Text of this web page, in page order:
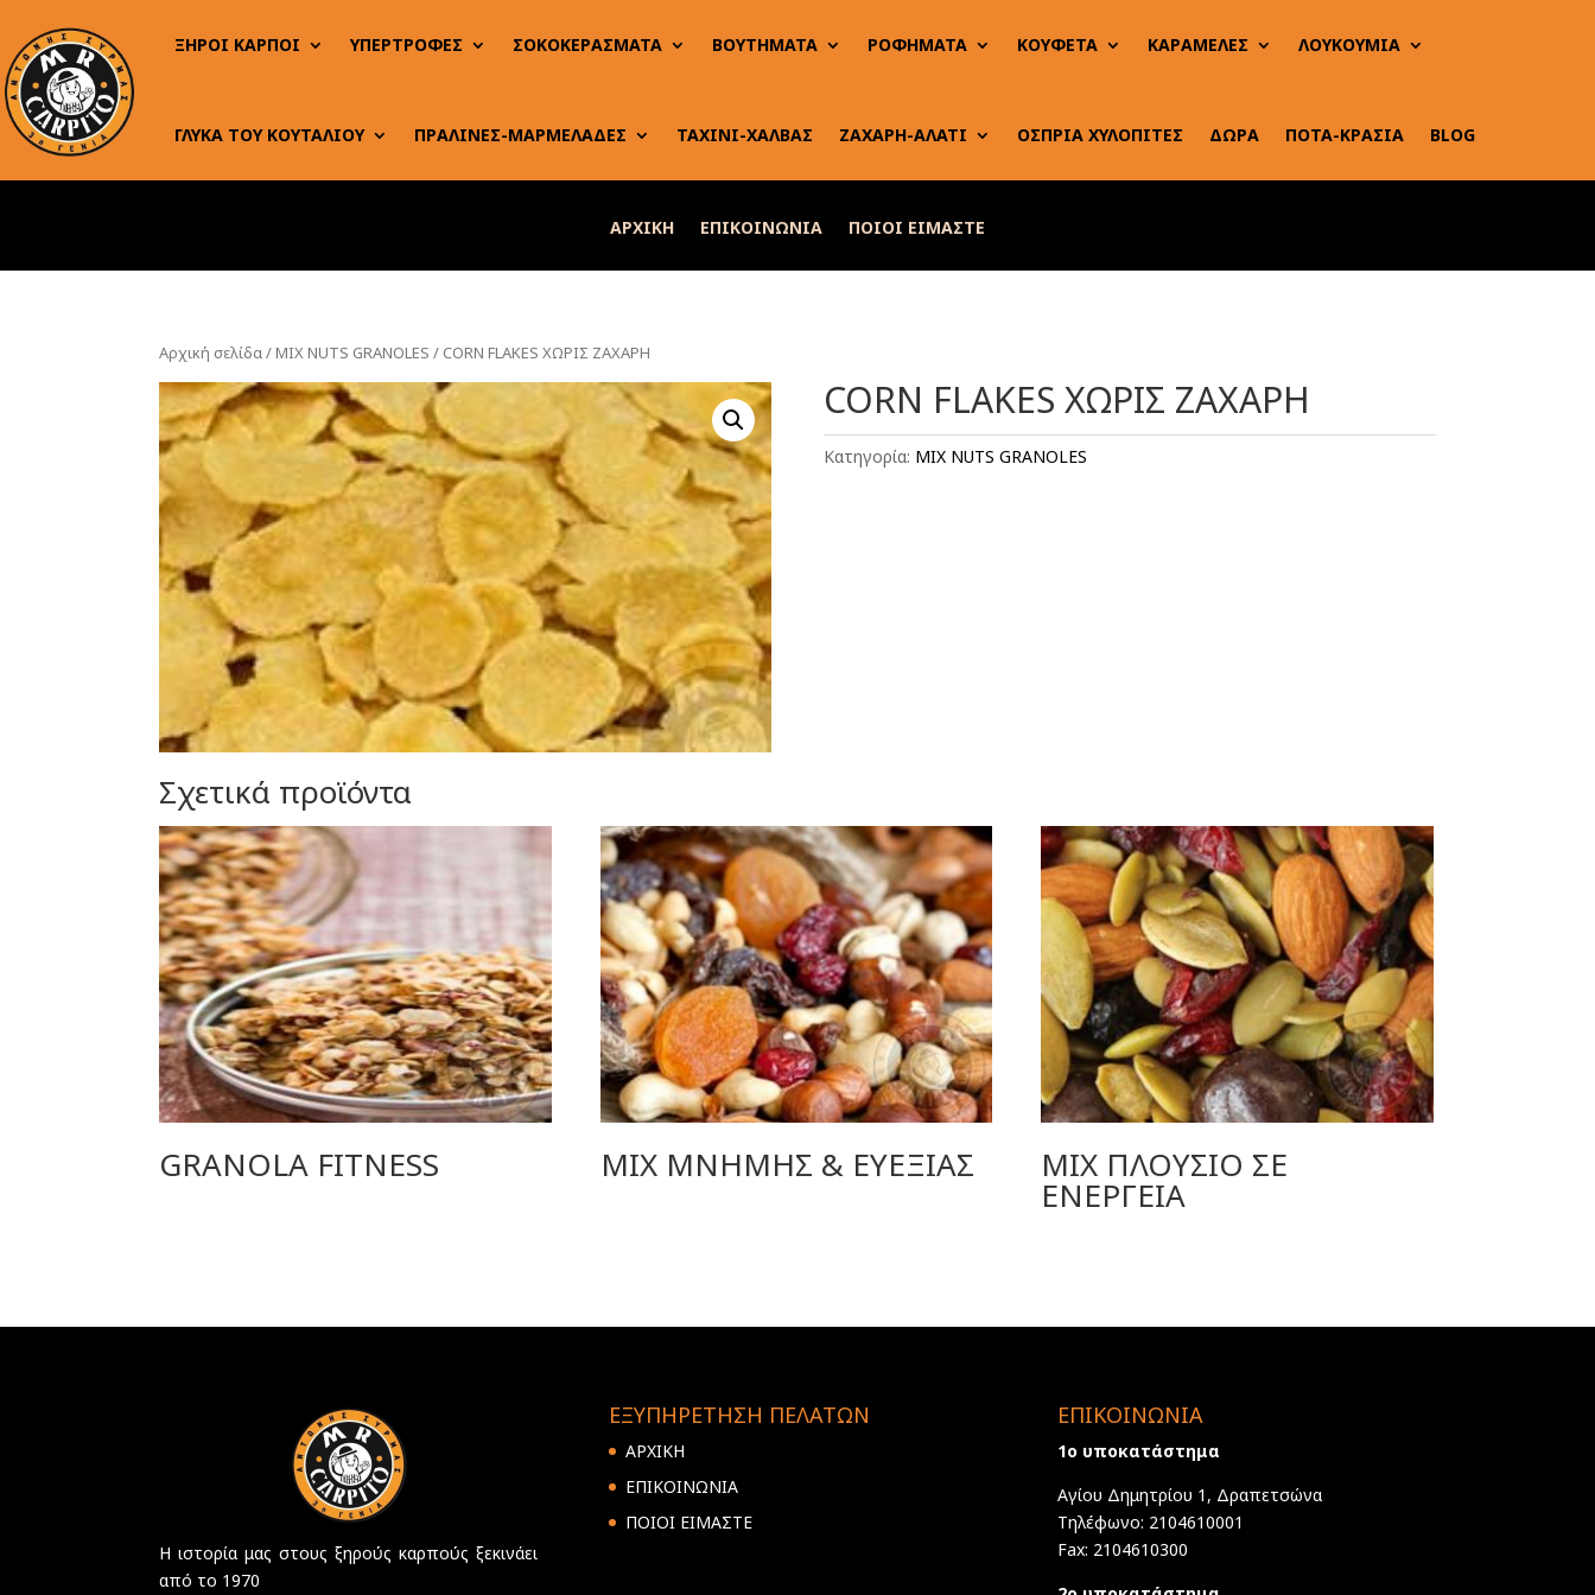
ΞΗΡΟΙ ΚΑΡΠΟΙ ΥΠΕΡΤΡΟΦΕΣ ΣΟΚΟΚΕΡΑΣΜΑΤΑ ΒΟΥΤΗΜΑΤΑ ΡΟΦΗΜΑΤΑ ΚΟΥΦΕΤΑ ΚΑΡΑΜΕΛΕΣ ΛΟΥΚΟΥΜΙΑ
ΓΛΥΚΑ ΤΟΥ ΚΟΥΤΑΛΙΟΥ ΠΡΑΛΙΝΕΣ-ΜΑΡΜΕΛΑΔΕΣ ΤΑΧΙΝΙ-ΧΑΛΒΑΣ ΖΑΧΑΡΗ-ΑΛΑΤΙ ΟΣΠΡΙΑ ΧΥΛΟΠΙΤΕΣ ΔΩΡΑ ΠΟΤΑ-ΚΡΑΣΙΑ BLOG
ΑΡΧΙΚΗ ΕΠΙΚΟΙΝΩΝΙΑ ΠΟΙΟΙ ΕΙΜΑΣΤΕ
Αρχική σελίδα/MIX NUTS GRANOLES / CORN FLAKES ΧΩΡΙΣ ΖΑΧΑΡΗ
CORN FLAKES ΧΩΡΙΣ ΖΑΧΑΡΗ
Κατηγορία: MIX NUTS GRANOLES
Σχετικά προϊόντα
GRANOLA FITNESS MIX ΜΝΗΜΗΣ & ΕΥΕΞΙΑΣ MIX ΠΛΟΥΣΙΟ ΣΕ
ΕΝΕΡΓΕΙΑ
Η ιστορία μας στους ξηρούς καρπούς ξεκινάει
από το 1970
ΕΞΥΠΗΡΕΤΗΣΗ ΠΕΛΑΤΩΝ
ΑΡΧΙΚΗ
ΕΠΙΚΟΙΝΩΝΙΑ
ΠΟΙΟΙ ΕΙΜΑΣΤΕ
ΕΠΙΚΟΙΝΩΝΙΑ
1ο υποκατάστημα
Αγίου Δημητρίου 1, Δραπετσώνα
Τηλέφωνο: 2104610001
Fax: 2104610300